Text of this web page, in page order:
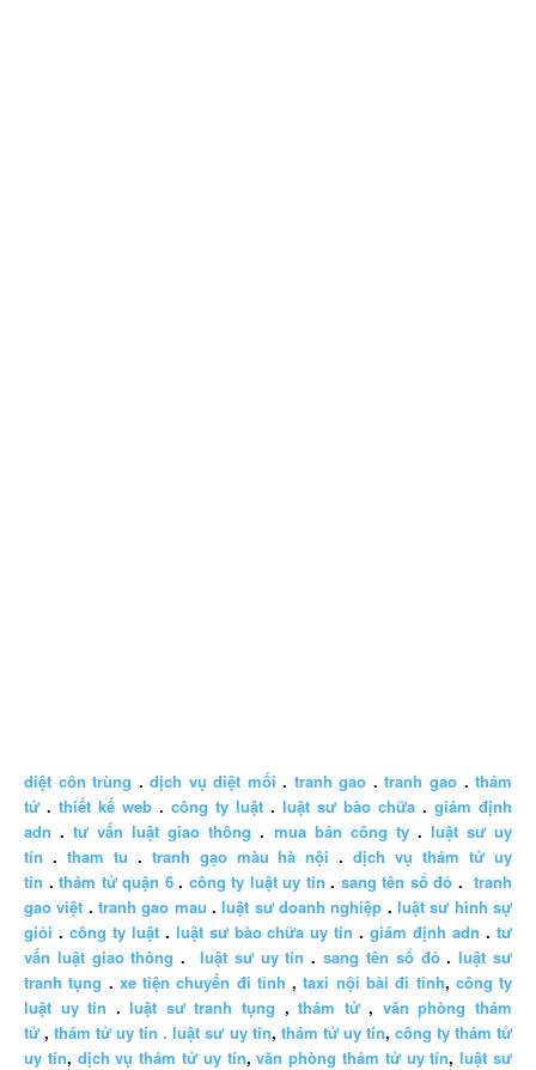
diệt côn trùng .dịch vụ diệt mối . tranh gao .tranh gao .thám
tử . thiết kế web . công ty luật . luật sư bào chữa . giám định
adn .tư vấn luật giao thông . mua bán công ty. luật sư uy
tín . tham tu . tranh gạo màu hà nội .dịch vụ thám tử uy
tín .thám tử quận 6. công ty luật uy tín . sang tên sổ đỏ .tranh
gao việt .tranh gao mau .luật sư doanh nghiệp .luật sư hình sự
giỏi . công ty luật. luật sư bào chữa uy tín .giám định adn .tư
vấn luật giao thông . luật sư uy tín .sang tên sổ đỏ.luật sư
tranh tụng . xe tiện chuyến đi tỉnh ,taxi nội bài đi tỉnh, công ty
luật uy tín .luật sư tranh tụng ,thám tử, văn phòng thám
tử ,thám tử uy tín . luật sư uy tín, thám tử uy tín, công ty thám tử
uy tín, dịch vụ thám tử uy tín,văn phòng thám tử uy tín,luật sư